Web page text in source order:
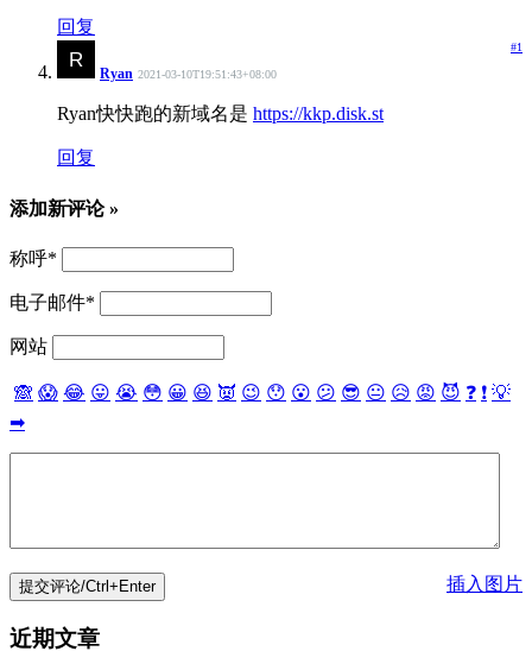
回复
Ryan 2021-03-10T19:51:43+08:00
#1
Ryan快快跑的新域名是 https://kkp.disk.st
回复
添加新评论 »
称呼*
电子邮件*
网站
🙈 😱 😂 😛 😭 😳 😀 😆 👿 😉 😯 😮 😕 😎 😐 😥 😡 😈 ❓ ❗ 💡
➡
插入图片
近期文章